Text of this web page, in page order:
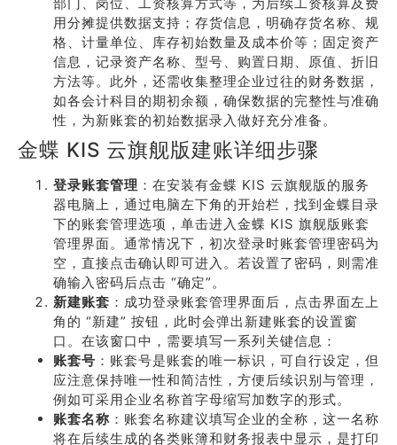
用分摊提供数据支持；存货信息，明确存货名称、规
格、计量单位、库存初始数量及成本价等；固定资产
信息，记录资产名称、型号、购置日期、原值、折旧
方法等。此外，还需收集整理企业过往的财务数据，
如各会计科目的期初余额，确保数据的完整性与准确
性，为新账套的初始数据录入做好充分准备。
金蝶 KIS 云旗舰版建账详细步骤
登录账套管理 ：在安装有金蝶 KIS 云旗舰版的服务
器电脑上，通过电脑左下角的开始栏，找到金蝶目录
下的账套管理选项，单击进入金蝶 KIS 旗舰版账套
管理界面。通常情况下，初次登录时账套管理密码为
空，直接点击确认即可进入。若设置了密码，则需准
确输入密码后点击 “确定”。
新建账套 ：成功登录账套管理界面后，点击界面左上
角的 “新建” 按钮，此时会弹出新建账套的设置窗
口。在该窗口中，需要填写一系列关键信息：
账套号 ：账套号是账套的唯一标识，可自行设定，但
应注意保持唯一性和简洁性，方便后续识别与管理，
例如可采用企业名称首字母缩写加数字的形式。
账套名称 ：账套名称建议填写企业的全称，这一名称
将在后续生成的各类账簿和财务报表中显示，是打印